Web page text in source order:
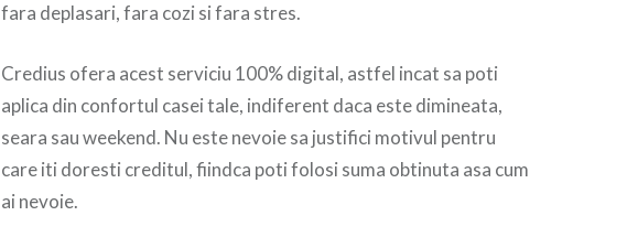
fara deplasari, fara cozi si fara stres.
Credius ofera acest serviciu 100% digital, astfel incat sa poti
aplica din confortul casei tale, indiferent daca este dimineata,
seara sau weekend. Nu este nevoie sa justifici motivul pentru
care iti doresti creditul, fiindca poti folosi suma obtinuta asa cum
ai nevoie.